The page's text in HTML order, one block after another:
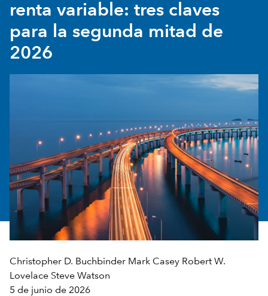
renta variable: tres claves
para la segunda mitad de
2026
Christopher D. Buchbinder Mark Casey Robert W.
Lovelace Steve Watson
5 de junio de 2026